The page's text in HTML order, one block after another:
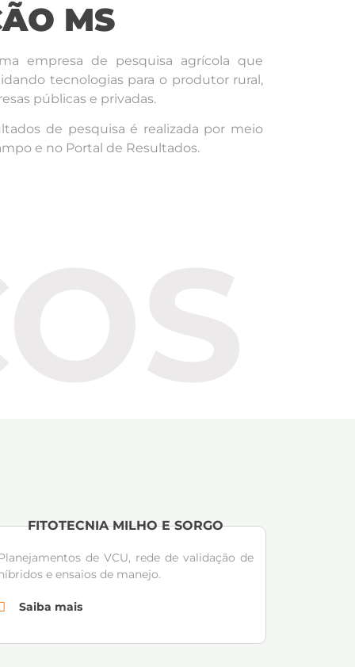
MS
empresa de pesquisa agrícola que
tecnologias para o produtor rural,
públicas e privadas.
de pesquisa é realizada por meio
e no Portal de Resultados.
FITOTECNIA MILHO E SORGO
de VCU, rede de validação de
e ensaios de manejo.
Saiba mais